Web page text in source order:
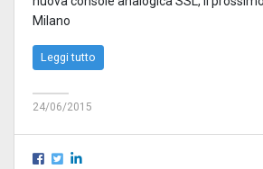
Milano
Leggi tutto
24/06/2015